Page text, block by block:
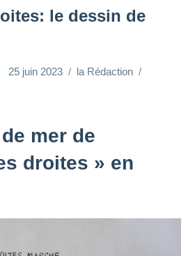
le dessin de
25 juin 2023
la Rédaction
mer de
droites » en